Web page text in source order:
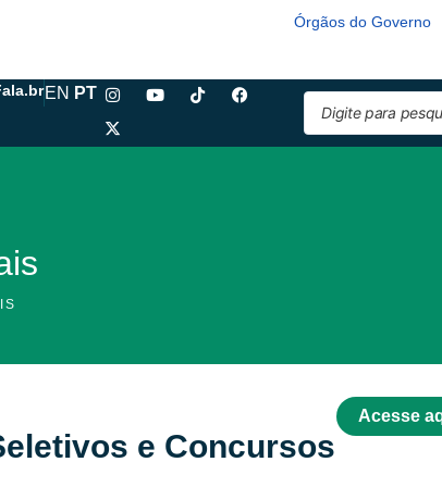
Órgãos do Governo
EN PT
I
n
s
t
a
Y
o
u
T
i
o
F
a
b
X
-
t
w
i
Pesquisar
e Concursos
Acesse